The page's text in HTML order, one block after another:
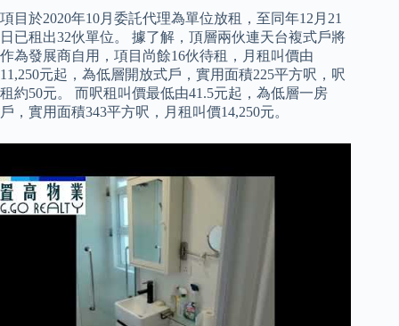
項目於2020年10月委託代理為單位放租，至同年12月21
日已租出32伙單位。 據了解，頂層兩伙連天台複式戶將
作為發展商自用，項目尚餘16伙待租，月租叫價由
11,250元起，為低層開放式戶，實用面積225平方呎，呎
租約50元。 而呎租叫價最低由41.5元起，為低層一房
戶，實用面積343平方呎，月租叫價14,250元。